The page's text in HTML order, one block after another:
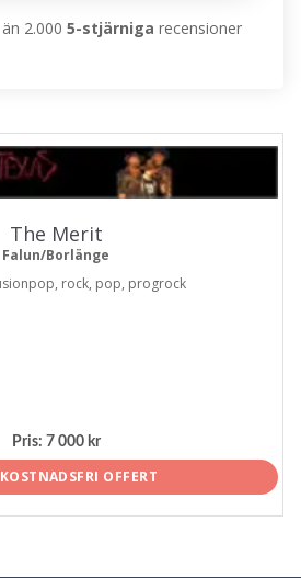
2.0005-stjärniga recensioner
The Merit
Falun/Borlänge
rock, pop, progrock
Pris: 7 000 kr
OFFERT